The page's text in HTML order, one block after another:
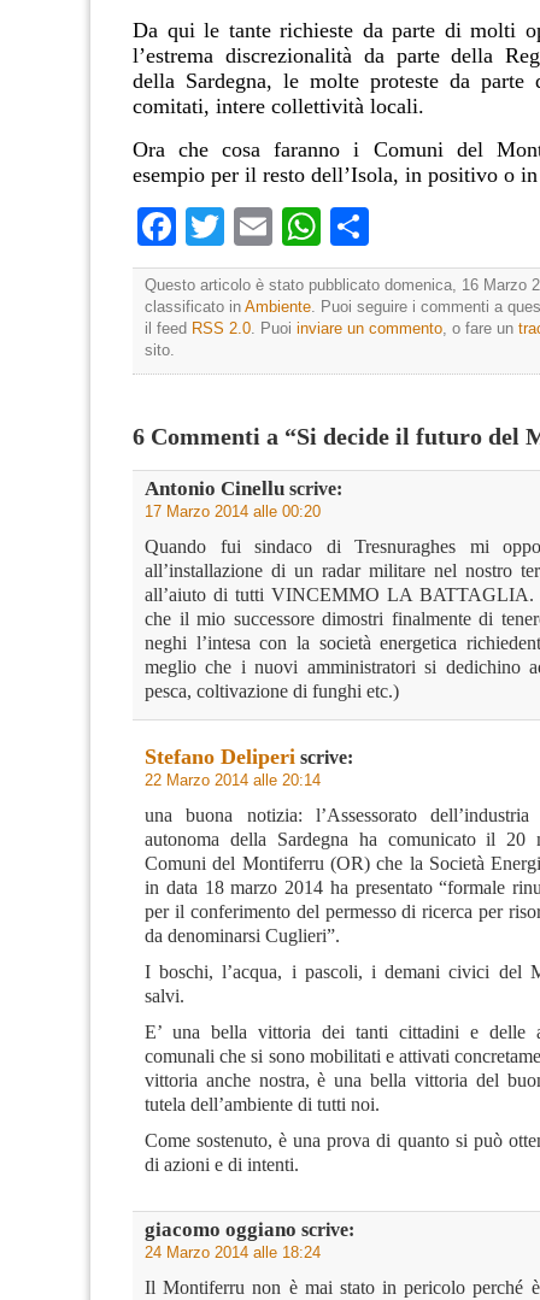
Da qui le tante richieste da parte di molti
l’estrema discrezionalità da parte della
della Sardegna, le molte proteste da parte
comitati, intere collettività locali.
Ora che cosa faranno i Comuni del
esempio per il resto dell’Isola, in positivo o
Facebook
TwitterEmailWhatsApp
Questo articolo è stato pubblicato domenica, 16 Marzo
classificato in Ambiente. Puoi seguire i commenti a
il feed RSS 2.0. Puoi inviare un commento, o fare un
sito.
6 Commenti a “Si decide il futuro del
Antonio Cinellu scrive:
17 Marzo 2014 alle 00:20
Quando fui sindaco di Tresnuraghes mi
all’installazione di un radar militare nel nostro
all’aiuto di tutti VINCEMMO LA BATTAGLIA.
che il mio successore dimostri finalmente di
neghi l’intesa con la società energetica
meglio che i nuovi amministratori si dedichino
pesca, coltivazione di funghi etc.)
Stefano Deliperi scrive:
22 Marzo 2014 alle 20:14
una buona notizia: l’Assessorato
autonoma della Sardegna ha comunicato il 20
Comuni del Montiferru (OR) che la Società
in data 18 marzo 2014 ha presentato “formale
per il conferimento del permesso di ricerca per
da denominarsi Cuglieri”.
I boschi, l’acqua, i pascoli, i demani civici del
salvi.
E’ una bella vittoria dei tanti cittadini e delle
comunali che si sono mobilitati e attivati
vittoria anche nostra, è una bella vittoria del
tutela dell’ambiente di tutti noi.
Come sostenuto, è una prova di quanto si può
di azioni e di intenti.
giacomo oggiano scrive:
24 Marzo 2014 alle 18:24
Il Montiferru non è mai stato in pericolo perché